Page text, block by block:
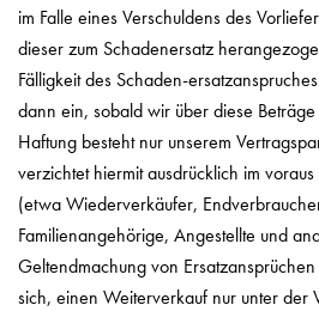
im Falle eines Verschuldens des
dieser zum Schadenersatz
Fälligkeit des Schaden-
dann ein, sobald wir über diese
Haftung besteht nur unserem
verzichtet hiermit ausdrücklich im
(etwa Wiederverkäufer,
Familienangehörige, Angestellte und
Geltendmachung von
sich, einen Weiterverkauf nur unter der